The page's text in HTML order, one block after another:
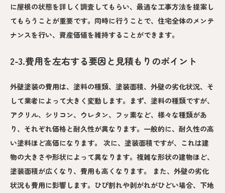
に屋根の状態を詳しく調査してもらい、最適な工事方法を提案し
てもらうことが重要です。同時に行うことで、住宅全体のメンテ
ナンスを行い、資産価値を維持することができます。
2-3.費用を左右する要因と見積もりのポイント
外壁塗装の費用は、塗料の種類、塗装面積、外壁の劣化状況、そ
して業者によって大きく変動します。まず、塗料の種類ですが、
アクリル、シリコン、ウレタン、フッ素など、様々な種類があ
り、それぞれ価格と耐久性が異なります。一般的に、耐久性の高
い塗料ほど高価になります。 次に、塗装面積ですが、これは建
物の大きさや形状によって異なります。複雑な形状の建物ほど、
塗装面積が広くなり、費用も高くなります。 また、外壁の劣化
状況も費用に影響します。ひび割れや剥がれがひどい場合、下地